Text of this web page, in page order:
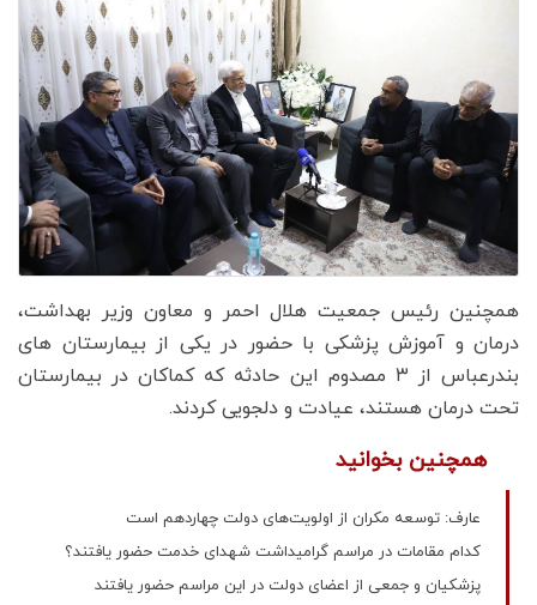
همچنین رئیس جمعیت هلال احمر و معاون وزیر بهداشت،
درمان و آموزش پزشکی با حضور در یکی از بیمارستان های
بندرعباس از ۳ مصدوم این حادثه که کماکان در بیمارستان
تحت درمان هستند، عیادت و دلجویی کردند.
همچنین بخوانید
عارف: توسعه مکران از اولویت‌های دولت چهاردهم است
کدام مقامات در مراسم گرامیداشت شهدای خدمت حضور یافتند؟
پزشکیان و جمعی از اعضای دولت در این مراسم حضور یافتند